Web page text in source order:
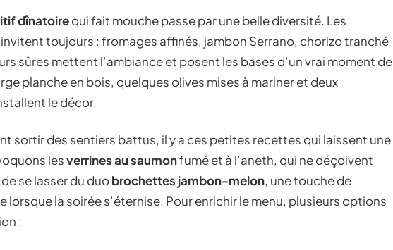
dînatoirequi fait mouche passe par une belle diversité. Les
toujours : fromages affinés, jambon Serrano, chorizo tranché
sûres mettent l’ambiance et posent les bases d’un vrai moment de
planche en bois, quelques olives mises à mariner et deux
le décor.
sortir des sentiers battus, il y a ces petites recettes qui laissent une
lesverrines au saumonfumé et à l’aneth, qui ne déçoivent
se lasser du duobrochettes jambon-melon, une touche de
lorsque la soirée s’éternise. Pour enrichir le menu, plusieurs options
: